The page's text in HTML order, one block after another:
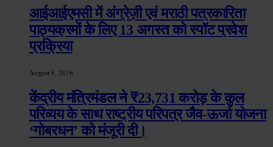
आईआईएमसी में अंग्रेज़ी एवं मराठी पत्रकारिता
पाठ्यक्रमों के लिए 13 अगस्त को स्पॉट प्रवेश
प्रक्रिया
August 6, 2026
केंद्रीय मंत्रिमंडल ने ₹23,731 करोड़ के कुल
परिव्यय के साथ राष्ट्रीय परिपत्र जैव-ऊर्जा योजना
‘गोबरधन’ को मंजूरी दी।